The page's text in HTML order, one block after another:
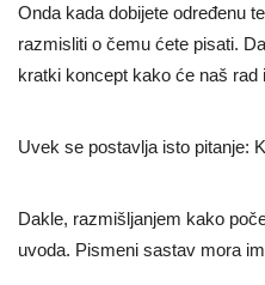
Onda kada dobijete određenu
razmisliti o čemu ćete pisati.
kratki koncept kako će naš rad
Uvek se postavlja isto pitanje:
Dakle, razmišljanjem kako
uvoda. Pismeni sastav mora